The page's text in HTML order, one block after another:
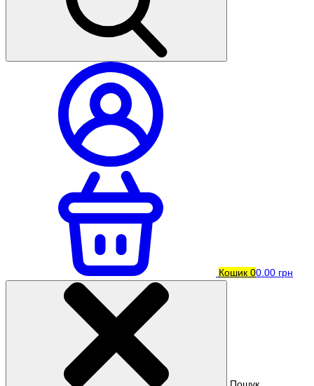
Кошик 00.00 грн